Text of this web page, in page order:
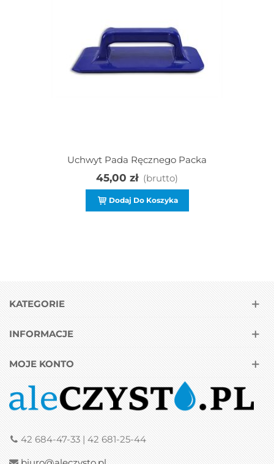
Uchwyt Pada Ręcznego Packa
45,00 zł (brutto)
Dodaj Do Koszyka
KATEGORIE
INFORMACJE
MOJE KONTO
42 684-47-33 | 42 681-25-44